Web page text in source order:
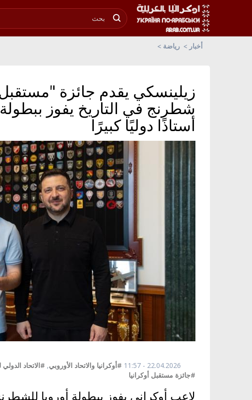
أخبار رياضة
زيلينسكي يقدم جائزة "مستقبل
شطرنج في التاريخ يفوز
أستاذًا دوليًا كبيرًا
22.04.2026 - 11:57 #أوكرانيا والاتحاد الأوروبي, #الاتحاد
#جائزة مستقبل أوكرانيا
لاعب أوكراني يفوز ببطولة أوروبا